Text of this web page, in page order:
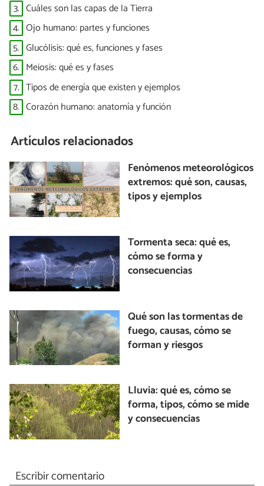
3. Cuáles son las capas de la Tierra
4. Ojo humano: partes y funciones
5. Glucólisis: qué es, funciones y fases
6. Meiosis: qué es y fases
7. Tipos de energía que existen y ejemplos
8. Corazón humano: anatomía y función
Artículos relacionados
Fenómenos meteorológicos
extremos: qué son, causas,
tipos y ejemplos
Tormenta seca: qué es,
cómo se forma y
consecuencias
Qué son las tormentas de
fuego, causas, cómo se
forman y riesgos
Lluvia: qué es, cómo se
forma, tipos, cómo se mide
y consecuencias
Escribir comentario